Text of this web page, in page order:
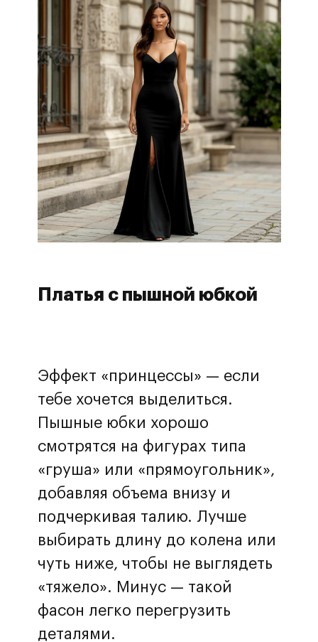
Платья с пышной юбкой
Эффект «принцессы» — если
тебе хочется выделиться.
Пышные юбки хорошо
смотрятся на фигурах типа
«груша» или «прямоугольник»,
добавляя объема внизу и
подчеркивая талию. Лучше
выбирать длину до колена или
чуть ниже, чтобы не выглядеть
«тяжело». Минус — такой
фасон легко перегрузить
деталями.